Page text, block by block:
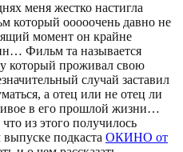
меня жестко настигла
который ооооочень давно не
момент он крайне
Фильм та называется
который проживал свою
случай заставил
а отец или не отец ли
в его прошлой жизни…
из этого получилось
выпуске подкаста ОКИНО от